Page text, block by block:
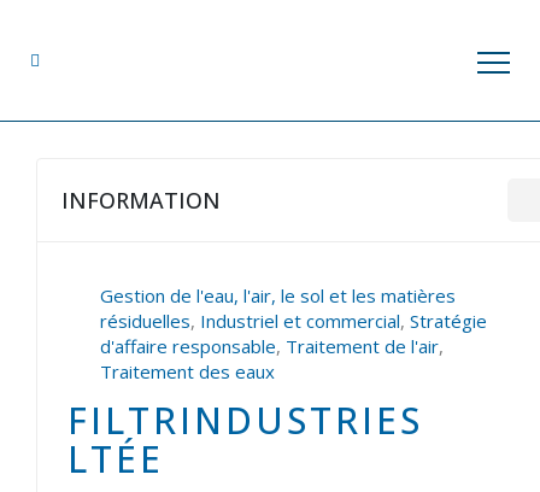
INFORMATION
Gestion de l'eau, l'air, le sol et les matières
résiduelles, Industriel et commercial, Stratégie
d'affaire responsable, Traitement de l'air,
Traitement des eaux
FILTRINDUSTRIES
LTÉE